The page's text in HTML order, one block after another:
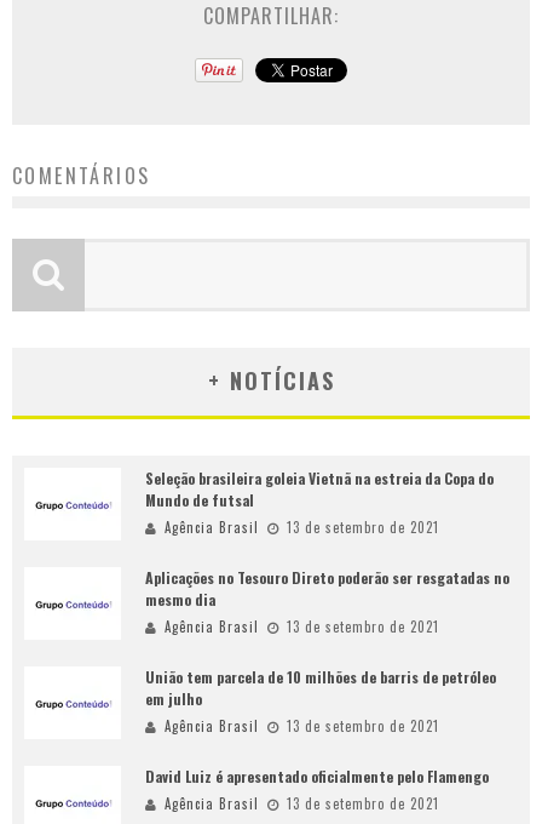
COMPARTILHAR:
COMENTÁRIOS
+ NOTÍCIAS
Seleção brasileira goleia Vietnã na estreia da Copa do
Mundo de futsal
Agência Brasil 13 de setembro de 2021
Aplicações no Tesouro Direto poderão ser resgatadas no
mesmo dia
Agência Brasil 13 de setembro de 2021
União tem parcela de 10 milhões de barris de petróleo
em julho
Agência Brasil 13 de setembro de 2021
David Luiz é apresentado oficialmente pelo Flamengo
Agência Brasil 13 de setembro de 2021